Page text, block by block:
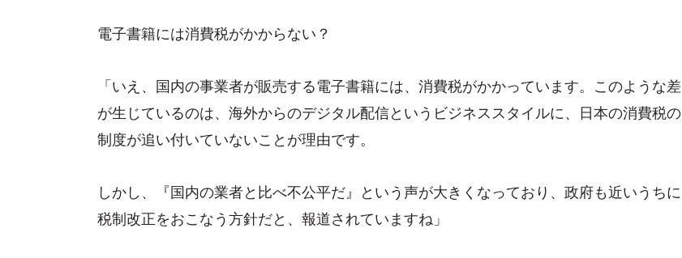
電子書籍には消費税がかからない？
「いえ、国内の事業者が販売する電子書籍には、消費税がかかっています。このような差
が生じているのは、海外からのデジタル配信というビジネススタイルに、日本の消費税の
制度が追い付いていないことが理由です。
しかし、『国内の業者と比べ不公平だ』という声が大きくなっており、政府も近いうちに
税制改正をおこなう方針だと、報道されていますね」